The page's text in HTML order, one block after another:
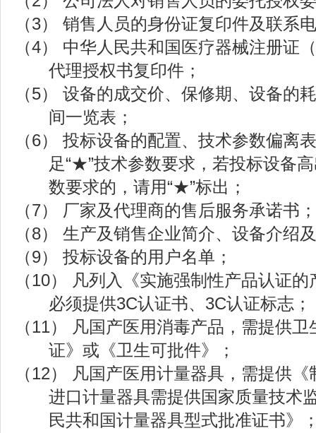
（3） 销售人员的身份证复印件及联系
（4） 中华人民共和国医疗器械注册证
代理授权书复印件；
（5） 设备的成交价、保修期、设备的
间一览表；
（6） 投标设备的配置、技术参数偏离
足“★”技术参数要求，若投标设备
数要求的，请用“★”标出；
（7） 厂家及代理商的售后服务承诺书；
（8） 生产及销售企业简介、设备介绍
（9） 投标设备的用户名单；
（10）
凡列入《实施强制性产品认证
必须提供3C认证书、3C认证标志；
（11） 凡国产医用消毒产品，需提供
证》或《卫生可批件》；
（12） 凡国产医用计量器具，需提供
进口计量器具需提供国家质量技术
民共和国计量器具型式批准证书》